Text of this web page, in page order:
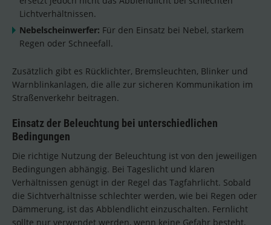
Lichtverhältnissen.
Nebelscheinwerfer: Für den Einsatz bei Nebel, starkem
Regen oder Schneefall.
Zusätzlich gibt es Rücklichter, Bremsleuchten, Blinker und
Warnblinkanlagen, die alle zur sicheren Kommunikation im
Straßenverkehr beitragen.
Einsatz der Beleuchtung bei unterschiedlichen
Bedingungen
Die richtige Nutzung der Beleuchtung ist von den jeweiligen
Bedingungen abhängig. Bei Tageslicht und klaren
Verhältnissen genügt in der Regel das Tagfahrlicht. Sobald
die Sichtverhältnisse schlechter werden, wie bei Regen oder
Dämmerung, ist das Abblendlicht einzuschalten. Fernlicht
sollte nur verwendet werden, wenn keine Gefahr besteht,